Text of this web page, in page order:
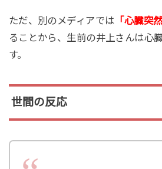
ただ、別のメディアでは 「心臓突
ることから、生前の井上さんは心
す。
世間の反応